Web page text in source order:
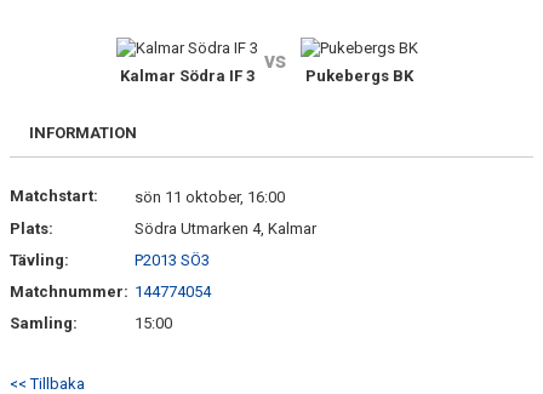
Kalmar Södra IF 3
vs
Pukebergs BK
INFORMATION
Matchstart:
sön 11 oktober, 16:00
Plats:
Södra Utmarken 4, Kalmar
Tävling:
P2013 SÖ3
Matchnummer: 144774054
Samling:
15:00
<< Tillbaka